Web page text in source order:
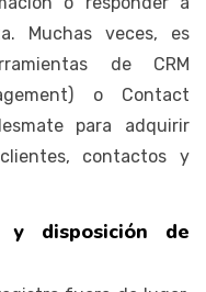
Muchas veces, es
de CRM
o Contact
para adquirir
contactos y
y disposición de